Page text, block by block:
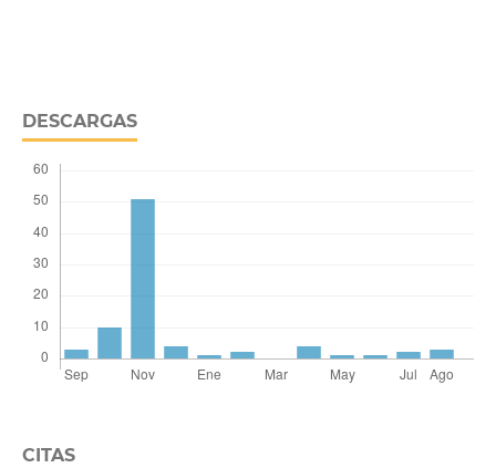
DESCARGAS
CITAS